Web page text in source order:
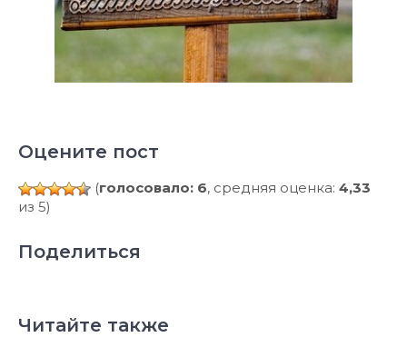
Оцените пост
(голосовало: 6, средняя оценка: 4,33
из 5)
Поделиться
Читайте также